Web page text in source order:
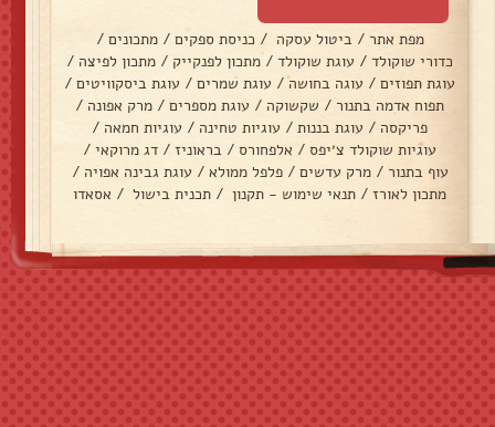
מפת אתר / ביטול עסקה / כניסת ספקים / מתכונים /
כדורי שוקולד / עוגת שוקולד / מתכון לפנקייק / מתכון לפיצה /
עוגת תפוזים / עוגה בחושה / עוגת שמרים / עוגת ביסקוויטים /
תפוח אדמה בתנור / שקשוקה / עוגת מספרים / מרק אפונה /
פריקסה / עוגת בננות / עוגיות טחינה / עוגיות חמאה /
עוגיות שוקולד צ׳יפס / אלפחורס / בראוניז / דג מרוקאי /
עוף בתנור / מרק עדשים / פלפל ממולא / עוגת גבינה אפויה /
מתכון לאורז / תנאי שימוש - תקנון / תכנית בישול / אסאדו